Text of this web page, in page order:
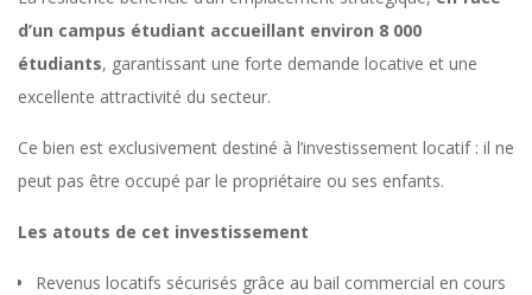
g
d’un campus étudiant accueillant environ 8 000
étudiants, garantissant une forte demande locative et une
excellente attractivité du secteur.
Ce bien est exclusivement destiné à l’investissement locatif : il ne
peut pas être occupé par le propriétaire ou ses enfants.
Les atouts de cet investissement
Revenus locatifs sécurisés grâce au bail commercial en cours